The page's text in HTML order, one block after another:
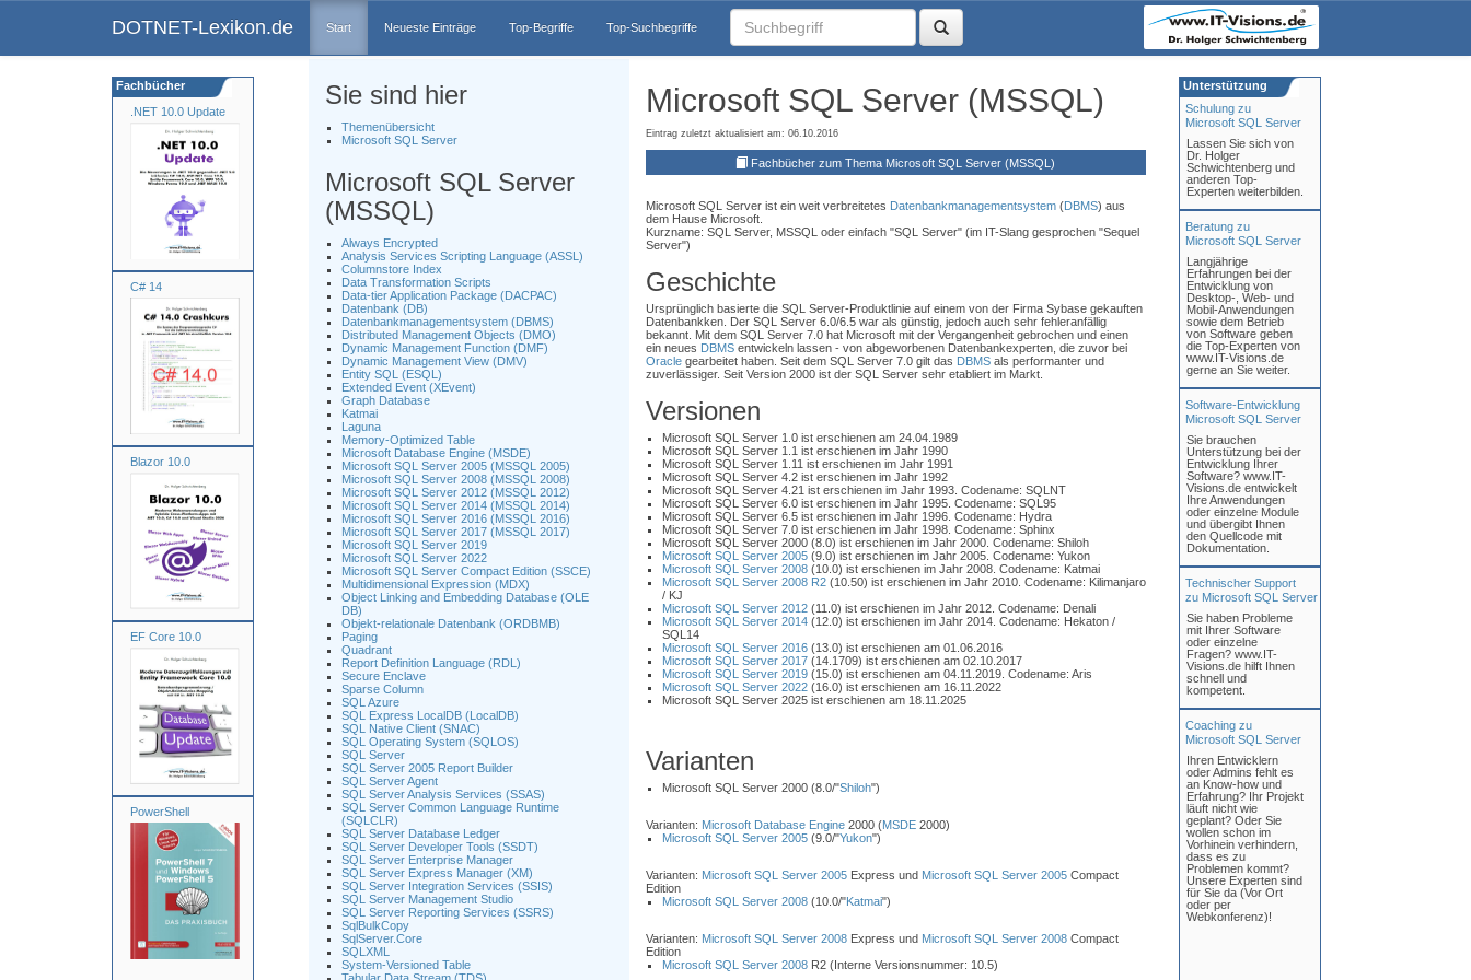
DOTNET-Lexikon.de Start Neueste Einträge Top-Begriffe Top-Suchbegriffe
.NET 10.0 Update
C# 14
Blazor 10.0
EF Core 10.0
PowerShell
Fachbücher Sie sind hier
Themenübersicht
Microsoft SQL Server
Microsoft SQL Server
(MSSQL)
Always Encrypted
Analysis Services Scripting Language (ASSL)
Columnstore Index
Data Transformation Scripts
Data-tier Application Package (DACPAC)
Datenbank (DB)
Datenbankmanagementsystem (DBMS)
Distributed Management Objects (DMO)
Dynamic Management Function (DMF)
Dynamic Management View (DMV)
Entity SQL (ESQL)
Extended Event (XEvent)
Graph Database
Katmai
Laguna
Memory-Optimized Table
Microsoft Database Engine (MSDE)
Microsoft SQL Server 2005 (MSSQL 2005)
Microsoft SQL Server 2008 (MSSQL 2008)
Microsoft SQL Server 2012 (MSSQL 2012)
Microsoft SQL Server 2014 (MSSQL 2014)
Microsoft SQL Server 2016 (MSSQL 2016)
Microsoft SQL Server 2017 (MSSQL 2017)
Microsoft SQL Server 2019
Microsoft SQL Server 2022
Microsoft SQL Server Compact Edition (SSCE)
Multidimensional Expression (MDX)
Object Linking and Embedding Database (OLE
DB)
Objekt-relationale Datenbank (ORDBMB)
Paging
Quadrant
Report Definition Language (RDL)
Secure Enclave
Sparse Column
SQL Azure
SQL Express LocalDB (LocalDB)
SQL Native Client (SNAC)
SQL Operating System (SQLOS)
SQL Server
SQL Server 2005 Report Builder
SQL Server Agent
SQL Server Analysis Services (SSAS)
SQL Server Common Language Runtime
(SQLCLR)
SQL Server Database Ledger
SQL Server Developer Tools (SSDT)
SQL Server Enterprise Manager
SQL Server Express Manager (XM)
SQL Server Integration Services (SSIS)
SQL Server Management Studio
SQL Server Reporting Services (SSRS)
SqlBulkCopy
SqlServer.Core
SQLXML
System-Versioned Table
Microsoft SQL Server (MSSQL)
Eintrag zuletzt aktualisiert am: 06.10.2016
Fachbücher zum Thema Microsoft SQL Server (MSSQL)
Microsoft SQL Server ist ein weit verbreitetes Datenbankmanagementsystem(DBMS) aus
dem Hause Microsoft.
Kurzname: SQL Server, MSSQL oder einfach "SQL Server" (im IT-Slang gesprochen "Sequel
Server")
Geschichte
Ursprünglich basierte die SQL Server-Produktlinie auf einem von der Firma Sybase gekauften
Datenbankken. Der SQL Server 6.0/6.5 war als günstig, jedoch auch sehr fehleranfällig
bekannt. Mit dem SQL Server 7.0 hat Microsoft mit der Vergangenheit gebrochen und einen
ein neues DBMSentwickeln lassen - von abgeworbenen Datenbankexperten, die zuvor bei
Oraclegearbeitet haben. Seit dem SQL Server 7.0 gilt das DBMSals performanter und
zuverlässiger. Seit Version 2000 ist der SQL Server sehr etabliert im Markt.
Versionen
Microsoft SQL Server 1.0 ist erschienen am 24.04.1989
Microsoft SQL Server 1.1 ist erschienen im Jahr 1990
Microsoft SQL Server 1.11 ist erschienen im Jahr 1991
Microsoft SQL Server 4.2 ist erschienen im Jahr 1992
Microsoft SQL Server 4.21 ist erschienen im Jahr 1993. Codename: SQLNT
Microsoft SQL Server 6.0 ist erschienen im Jahr 1995. Codename: SQL95
Microsoft SQL Server 6.5 ist erschienen im Jahr 1996. Codename: Hydra
Microsoft SQL Server 7.0 ist erschienen im Jahr 1998. Codename: Sphinx
Microsoft SQL Server 2000 (8.0) ist erschienen im Jahr 2000. Codename: Shiloh
Microsoft SQL Server 2005(9.0) ist erschienen im Jahr 2005. Codename: Yukon
Microsoft SQL Server 2008(10.0) ist erschienen im Jahr 2008. Codename: Katmai
Microsoft SQL Server 2008 R2(10.50) ist erschienen im Jahr 2010. Codename: Kilimanjaro
/ KJ
Microsoft SQL Server 2012(11.0) ist erschienen im Jahr 2012. Codename: Denali
Microsoft SQL Server 2014(12.0) ist erschienen im Jahr 2014. Codename: Hekaton /
SQL14
Microsoft SQL Server 2016(13.0) ist erschienen am 01.06.2016
Microsoft SQL Server 2017(14.1709) ist erschienen am 02.10.2017
Microsoft SQL Server 2019(15.0) ist erschienen am 04.11.2019. Codename: Aris
Microsoft SQL Server 2022(16.0) ist erschienen am 16.11.2022
Microsoft SQL Server 2025 ist erschienen am 18.11.2025
Varianten
Microsoft SQL Server 2000 (8.0/"Shiloh")
Varianten: Microsoft Database Engine2000 (MSDE2000)
Microsoft SQL Server 2005(9.0/"Yukon")
Varianten: Microsoft SQL Server 2005Express und Microsoft SQL Server 2005Compact
Edition
Microsoft SQL Server 2008(10.0/"Katmai")
Varianten: Microsoft SQL Server 2008Express und Microsoft SQL Server 2008Compact
Edition
Microsoft SQL Server 2008R2 (Interne Versionsnummer: 10.5)
Schulung zu
Microsoft SQL Server
Lassen Sie sich von
Dr. Holger
Schwichtenberg und
anderen Top-
Experten weiterbilden.
Beratung zu
Microsoft SQL Server
Langjährige
Erfahrungen bei der
Entwicklung von
Desktop-, Web- und
Mobil-Anwendungen
sowie dem Betrieb
von Software geben
die Top-Experten von
www.IT-Visions.de
gerne an Sie weiter.
Software-Entwicklung
Microsoft SQL Server
Sie brauchen
Unterstützung bei der
Entwicklung Ihrer
Software? www.IT-
Visions.de entwickelt
Ihre Anwendungen
oder einzelne Module
und übergibt Ihnen
den Quellcode mit
Dokumentation.
Technischer Support
zu Microsoft SQL Server
Sie haben Probleme
mit Ihrer Software
oder einzelne
Fragen? www.IT-
Visions.de hilft Ihnen
schnell und
kompetent.
Coaching zu
Microsoft SQL Server
Ihren Entwicklern
oder Admins fehlt es
an Know-how und
Erfahrung? Ihr Projekt
läuft nicht wie
geplant? Oder Sie
wollen schon im
Vorhinein verhindern,
dass es zu
Problemen kommt?
Unsere Experten sind
für Sie da (Vor Ort
oder per
Webkonferenz)!
Unterstützung